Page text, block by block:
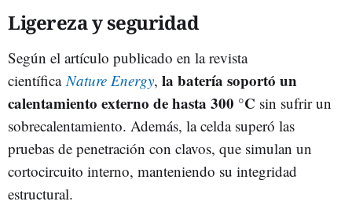
Ligereza y seguridad
Según el artículo publicado en la revista
científicaNature Energy, la batería soportó un
calentamiento externo de hasta 300 °C sin sufrir un
sobrecalentamiento. Además, la celda superó las
pruebas de penetración con clavos, que simulan un
cortocircuito interno, manteniendo su integridad
estructural.